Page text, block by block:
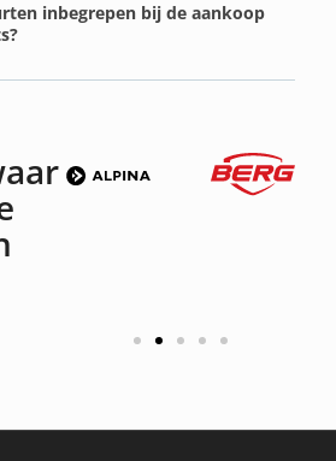
inbegrepen bij de aankoop